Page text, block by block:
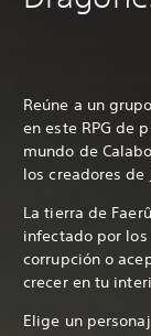
Reúne a un
en este RPG de
mundo de
los creadores de
La tierra de
infectado por
corrupción o
crecer en tu
Elige un